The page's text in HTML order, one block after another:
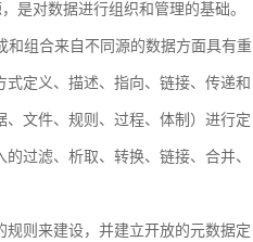
是对数据进行组织和管理的基础。
和组合来自不同源的数据方面具有重
定义、描述、指向、链接、传递和
文件、规则、过程、体制）进行定
过滤、析取、转换、链接、合并、
则来建设，并建立开放的元数据定